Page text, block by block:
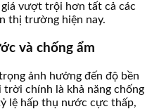
vượt trội hơn tất cả các
thị trường hiện nay.
và chống ẩm
ảnh hưởng đến độ bền
trời chính là khả năng chống
lệ hấp thụ nước cực thấp,